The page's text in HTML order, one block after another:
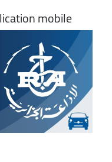
mobile